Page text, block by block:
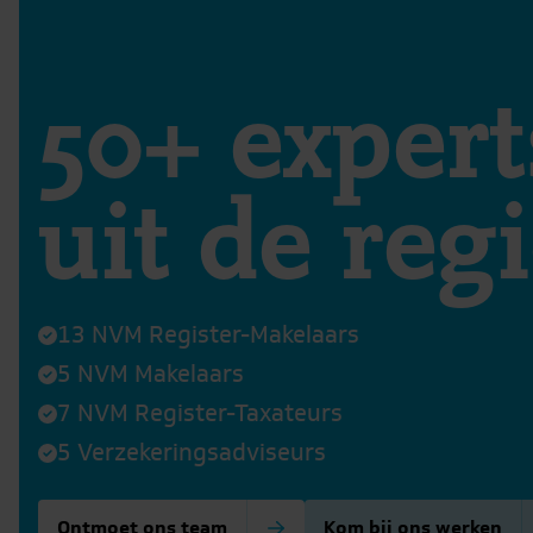
50+
uit de
13 NVM Register-Makelaars
5 NVM Makelaars
7 NVM Register-Taxateurs
5 Verzekeringsadviseurs